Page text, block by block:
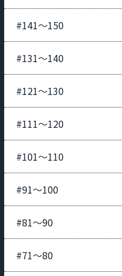
#141〜150
#131〜140
#121〜130
#111〜120
#101〜110
#91〜100
#81〜90
#71〜80